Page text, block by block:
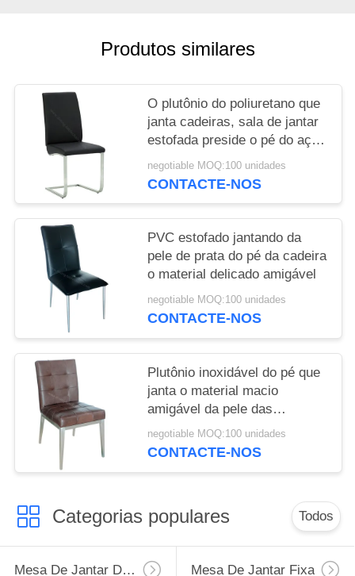
Produtos similares
O plutônio do poliuretano que
janta cadeiras, sala de jantar
estofada preside o pé do aço
de Stainess
negotiable MOQ:100 unidades
CONTACTE-NOS
PVC estofado jantando da
pele de prata do pé da cadeira
o material delicado amigável
negotiable MOQ:100 unidades
CONTACTE-NOS
Plutônio inoxidável do pé que
janta o material macio
amigável da pele das
decorações das cadeiras em
casa
negotiable MOQ:100 unidades
CONTACTE-NOS
Categorias populares Todos
Mesa De Jantar Da Extensão Mesa De Jantar Fixa